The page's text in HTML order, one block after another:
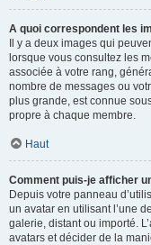
A quoi correspondent les
Il y a deux images qui
lorsque vous consultez les
associée à votre rang,
nombre de messages ou
plus grande, est connue
propre à chaque membre.
Haut
Comment puis-je afficher
Depuis votre panneau
un avatar en utilisant l’une
galerie, distant ou importé.
avatars et décider de la